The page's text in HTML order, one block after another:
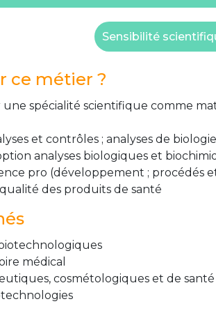
Sensibilité
ce métier ?
une spécialité scientifique comme
et contrôles ; analyses de
analyses biologiques et
pro (développement ; procédés
des produits de santé
médical
cosmétologiques et de